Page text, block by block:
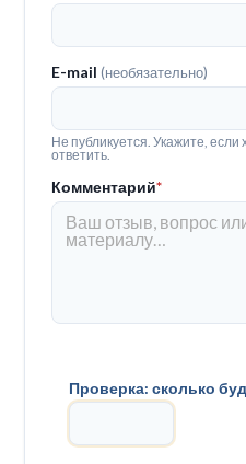
E-mail(необязательно)
Не публикуется. Укажите,
ответить.
Комментарий*
Проверка: сколько